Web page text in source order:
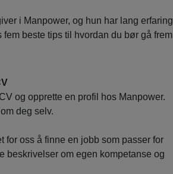
i Manpower, og hun har lang erfaring
beste tips til hvordan du bør gå frem
og opprette en profil hos Manpower.
deg selv.
for oss å finne en jobb som passer for
beskrivelser om egen kompetanse og